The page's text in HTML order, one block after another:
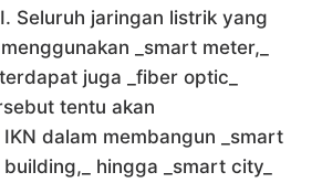
Seluruh jaringan listrik yang
_smart meter,_
juga _fiber optic_
tentu akan
dalam membangun _smart
hingga _smart city_